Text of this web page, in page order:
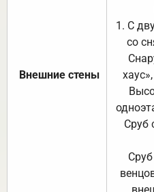
Внешние стены
1. С
со
Сруб